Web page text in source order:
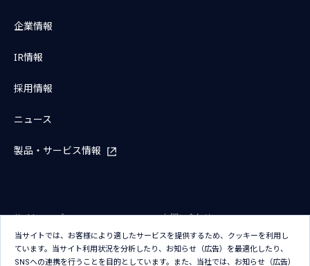
企業情報
IR情報
採用情報
ニュース
製品・サービス情報
サイトマップ
お問い合わせ
サイトのご利用条件
プライバシーポリシー
アクセシビリティポリシー
クッキー（Cookie）ポリシー
当サイトでは、お客様により適したサービスを提供するため、クッキーを利用し
ています。当サイト利用状況を分析したり、お知らせ（広告）を最適化したり、
SNSへの連携を行うことを目的としています。また、当社では、お知らせ（広告）